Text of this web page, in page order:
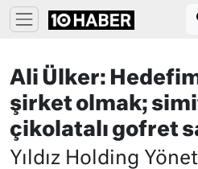
Ali Ülker:
şirket olmak;
çikolatalı gofret
Yıldız Holding